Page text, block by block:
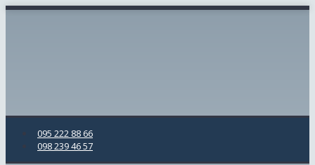
095 222 88 66
098 239 46 57